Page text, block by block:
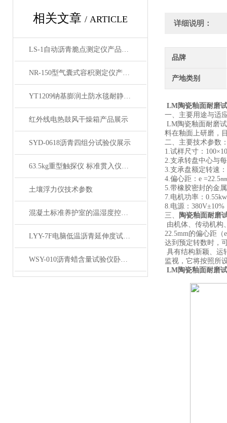
相关文章 / ARTICLE
LS-1自动沥青脆点测定仪产品展示
NR-150型气囊式容积测定仪产品展示
YT1209钠基膨润土防水毯耐静水压测定仪产品展示
红外线电热鼓风干燥箱产品展示
SYD-0618沥青四组分试验仪展示
63.5kg重型触探仪 标准贯入仪产品展示
土壤浮力仪技术参数
混凝土标准养护室的温湿度控制技术详解
LYY-7F电脑低温沥青延伸度试验仪（大屏测力打印）展示
WSY-010沥青蜡含量试验仪卧式产品展示
详细说明：
品牌
产地类别
LM陶瓷釉面耐磨
一、主要用途与适
LM陶瓷釉面耐磨
料在釉面上研磨，
二、主要技术参数
1.试样尺寸：
2.支承转盘中心与
3.支承盘额定转速
4.偏心距：e =22.5
5.带橡胶密封的
7.电机功率：
8.电源：380V±10%
三、
陶瓷釉面耐磨
由机体、传动机构
22.5mm的偏心距
达到预定转数时，
具有结构新颖、运
监视，它将按照所
LM陶瓷釉面耐磨